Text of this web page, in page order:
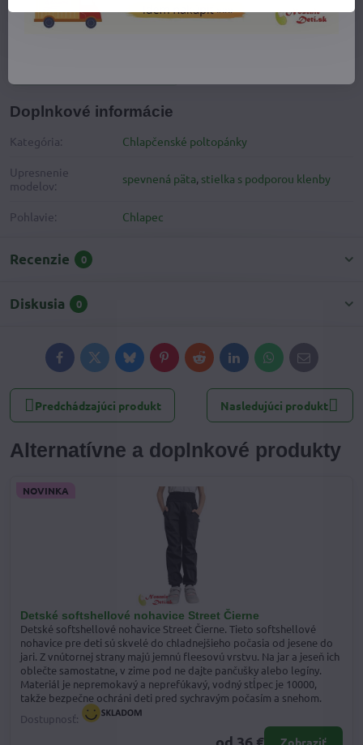
Viac z kategórie
Doplnkové informácie
Kategória: Chlapčenské poltopánky
Upresnenie
modelov:
spevnená päta, stielka s podporou klenby
Pohlavie: Chlapec
Recenzie 0
Diskusia 0
FacebookTwitterBlueskyPinterestRedditLinkedInWhatsApp
E-
mail
Predchádzajúci produkt Nasledujúci produkt
Alternatívne a doplnkové produkty
Detské softshellové nohavice Street Čierne
NOVINKA
Detské softshellové nohavice Street Čierne. Tieto softshellové
nohavice pre deti sú skvelé do chladnejšieho počasia od jesene do
jari. Z vnútornej strany majú jemnú fleesovú vrstvu. Na jar a jeseň ich
oblečte samostatne, v zime pod ne dajte pančušky alebo legíny.
Materiál je nepremokavý a neprefúkavý, vodný stĺpec je 10000,
takže bezpečne ochráni deti pred sychravým počasím a snehom.
Dostupnosť:
od 36 € Zobraziť